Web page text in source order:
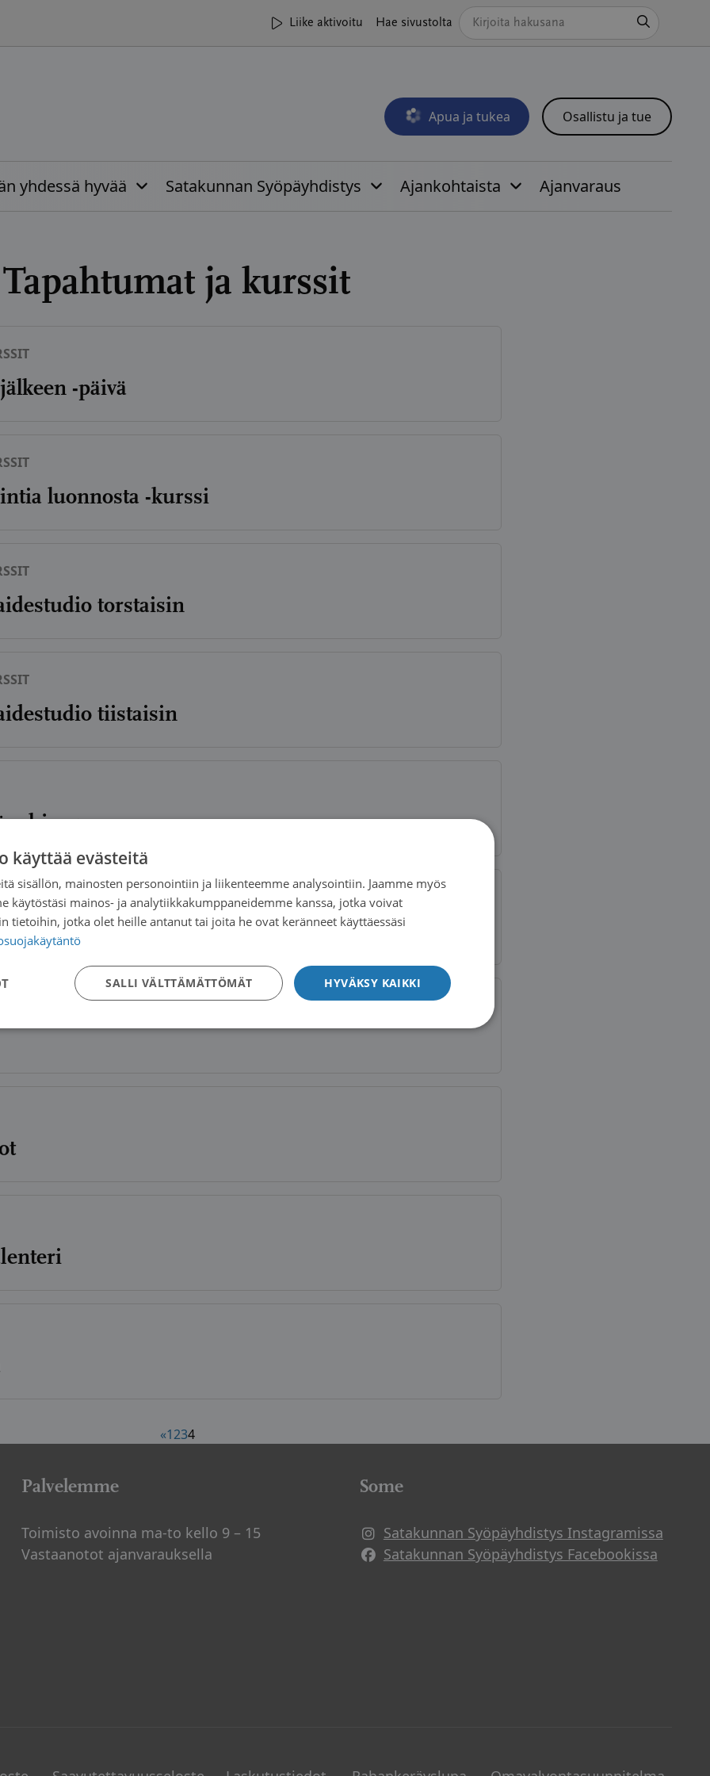
Liike aktivoitu Hae sivustolta
Apua ja tukea
Avautuu uudessa ikkunassaOsallistu ja tue
yhdessä hyvää Satakunnan Syöpäyhdistys Ajankohtaista Ajanvaraus
Tapahtumat ja kurssit
-päivä
luonnosta -kurssi
torstaisin
tiistaisin
«1234
Palvelemme
Toimisto avoinna ma-to kello 9 – 15
Vastaanotot ajanvarauksella
Some
Satakunnan Syöpäyhdistys Instagramissa
Avautuu uuteen ikkunaan
Satakunnan Syöpäyhdistys Facebookissa
Avautuu uuteen ikkunaan
käyttää evästeitä
sisällön, mainosten personointiin ja liikenteemme analysointiin. Jaamme myös
käytöstäsi mainos- ja analytiikkakumppaneidemme kanssa, jotka voivat
tietoihin, jotka olet heille antanut tai joita he ovat keränneet käyttäessäsi
HYVÄKSY KAIKKI
SALLI VÄLTTÄMÄTTÖMÄT